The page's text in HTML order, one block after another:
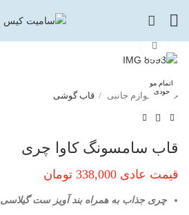
خانه لوازم جانبی قاب گوشی
قاب سامسونگ کاوا چری
قیمت عادی 338,000 تومان
چری جذاب به همراه بند آویز ست گیلاسی
اتمام مو
جودی
اتمام مو
جودی
اتمام مو
جودی
اتمام مو
جودی
اتمام مو
جودی
اتمام مو
جودی
اتمام مو
جودی
اتمام مو
جودی